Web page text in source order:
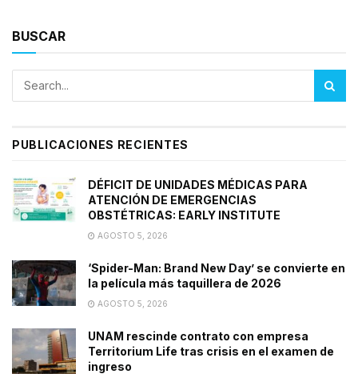
BUSCAR
PUBLICACIONES RECIENTES
DÉFICIT DE UNIDADES MÉDICAS PARA
ATENCIÓN DE EMERGENCIAS
OBSTÉTRICAS: EARLY INSTITUTE
AGOSTO 5, 2026
‘Spider-Man: Brand New Day’ se convierte en
la película más taquillera de 2026
AGOSTO 5, 2026
UNAM rescinde contrato con empresa
Territorium Life tras crisis en el examen de
ingreso